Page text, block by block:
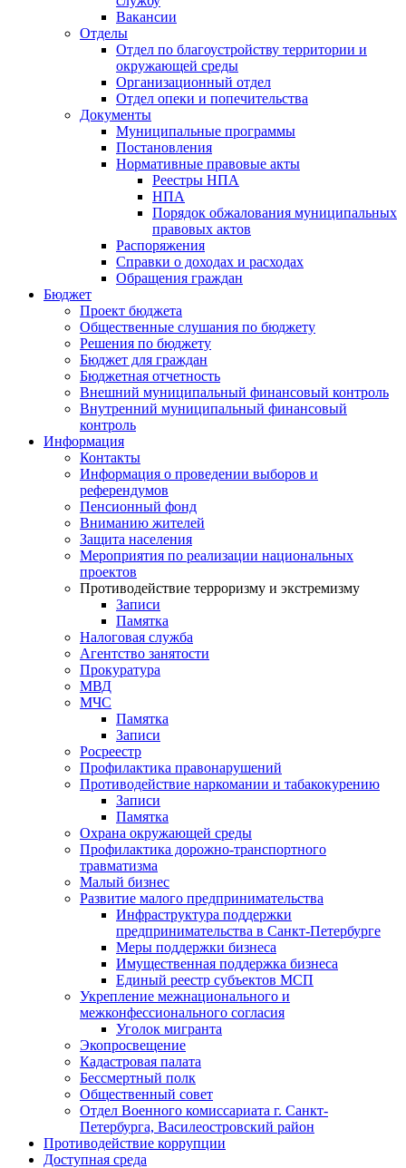
Вакансии
Отделы
Отдел по благоустройству территории и
окружающей среды
Организационный отдел
Отдел опеки и попечительства
Документы
Муниципальные программы
Постановления
Нормативные правовые акты
Реестры НПА
НПА
Порядок обжалования муниципальных
правовых актов
Распоряжения
Справки о доходах и расходах
Обращения граждан
Бюджет
Проект бюджета
Общественные слушания по бюджету
Решения по бюджету
Бюджет для граждан
Бюджетная отчетность
Внешний муниципальный финансовый контроль
Внутренний муниципальный финансовый
контроль
Информация
Контакты
Информация о проведении выборов и
референдумов
Пенсионный фонд
Вниманию жителей
Защита населения
Мероприятия по реализации национальных
проектов
Противодействие терроризму и экстремизму
Записи
Памятка
Налоговая служба
Агентство занятости
Прокуратура
МВД
МЧС
Памятка
Записи
Росреестр
Профилактика правонарушений
Противодействие наркомании и табакокурению
Записи
Памятка
Охрана окружающей среды
Профилактика дорожно-транспортного
травматизма
Малый бизнес
Развитие малого предпринимательства
Инфраструктура поддержки
предпринимательства в Санкт-Петербурге
Меры поддержки бизнеса
Имущественная поддержка бизнеса
Единый реестр субъектов МСП
Укрепление межнационального и
межконфессионального согласия
Уголок мигранта
Экопросвещение
Кадастровая палата
Бессмертный полк
Общественный совет
Отдел Военного комиссариата г. Санкт-
Петербурга, Василеостровский район
Противодействие коррупции
Доступная среда